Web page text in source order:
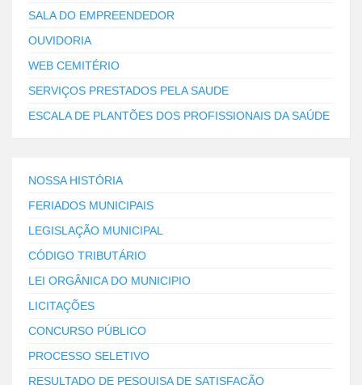
SALA DO EMPREENDEDOR
OUVIDORIA
WEB CEMITÉRIO
SERVIÇOS PRESTADOS PELA SAUDE
ESCALA DE PLANTÕES DOS PROFISSIONAIS DA SAÚDE
NOSSA HISTÓRIA
FERIADOS MUNICIPAIS
LEGISLAÇÃO MUNICIPAL
CÓDIGO TRIBUTÁRIO
LEI ORGÂNICA DO MUNICIPIO
LICITAÇÕES
CONCURSO PÚBLICO
PROCESSO SELETIVO
RESULTADO DE PESQUISA DE SATISFAÇÃO